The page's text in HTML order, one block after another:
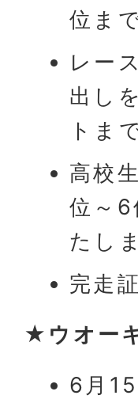
位ま
レー
出し
トま
高校
位～6
たし
完走
★ウオー
6月